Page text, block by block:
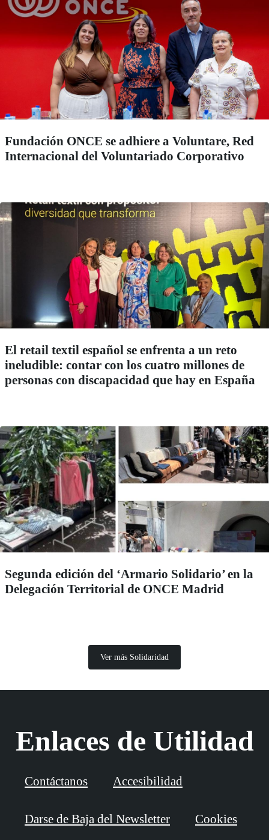
Fundación ONCE se adhiere a Voluntare, Red
Internacional del Voluntariado Corporativo
El retail textil español se enfrenta a un reto
ineludible: contar con los cuatro millones de
personas con discapacidad que hay en España
Segunda edición del ‘Armario Solidario’ en la
Delegación Territorial de ONCE Madrid
Ver más Solidaridad
Enlaces de Utilidad
Contáctanos Accesibilidad
Darse de Baja del Newsletter Cookies